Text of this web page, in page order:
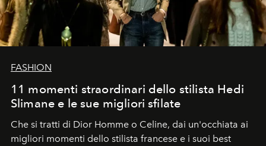
FASHION
11 momenti straordinari dello stilista Hedi
Slimane e le sue migliori sfilate
Che si tratti di Dior Homme o Celine, dai un'occhiata ai
migliori momenti dello stilista francese e i suoi best